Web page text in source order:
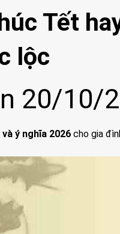
Tết
lộc
20/10/
ý nghĩa 2026 cho gia